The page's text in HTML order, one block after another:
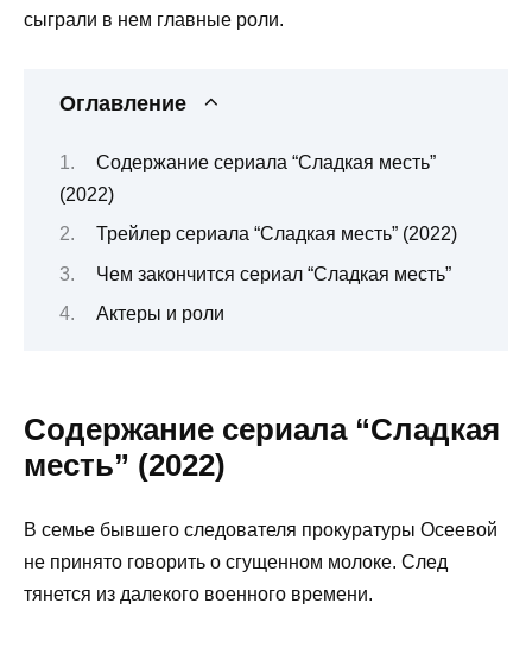
сыграли в нем главные роли.
Оглавление
Содержание сериала “Сладкая месть”
(2022)
Трейлер сериала “Сладкая месть” (2022)
Чем закончится сериал “Сладкая месть”
Актеры и роли
Содержание сериала “Сладкая
месть” (2022)
В семье бывшего следователя прокуратуры Осеевой
не принято говорить о сгущенном молоке. След
тянется из далекого военного времени.